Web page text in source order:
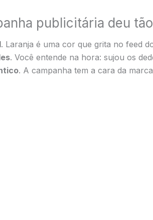
publicitária deu
. Laranja é uma cor que grita no feed
. Você entende na hora: sujou os
. A campanha tem a cara da